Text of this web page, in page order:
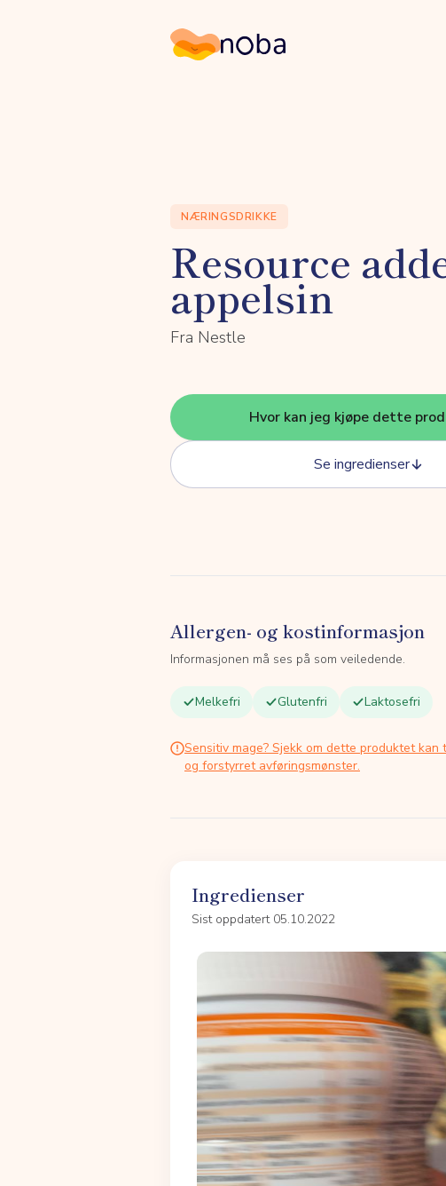
Noba
NÆRINGSDRIKKE
Resource
appelsin
Fra Nestle
Hvor kan jeg kjøpe dette
Se ingredienser
Allergen- og kostinformasjon
Informasjonen må ses på som veiledende.
Melkefri Glutenfri Laktosefri
Sensitiv mage? Sjekk om dette produktet
og forstyrret avføringsmønster.
Ingredienser
Sist oppdatert 05.10.2022